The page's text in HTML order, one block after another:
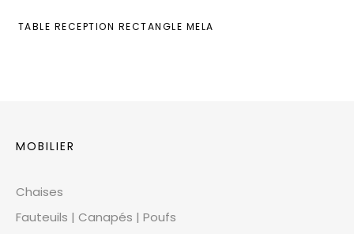
TABLE RECEPTION RECTANGLE MELA
MOBILIER
Chaises
Fauteuils | Canapés | Poufs